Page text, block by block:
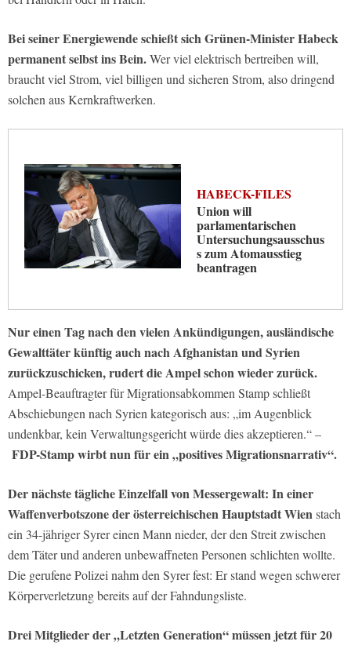
Bei seiner Energiewende schießt sich Grünen-Minister Habeck
permanent selbst ins Bein.Wer viel elektrisch bertreiben will,
braucht viel Strom, viel billigen und sicheren Strom, also dringend
solchen aus Kernkraftwerken.
HABECK-FILES
Union will
parlamentarischen
Untersuchungsausschus
s zum Atomausstieg
beantragen
Nur einen Tag nach den vielen Ankündigungen, ausländische
Gewalttäter künftig auch nach Afghanistan und Syrien
zurückzuschicken, rudert die Ampel schon wieder zurück.
Ampel-Beauftragter für Migrationsabkommen Stamp schließt
Abschiebungen nach Syrien kategorisch aus: „im Augenblick
undenkbar, kein Verwaltungsgericht würde dies akzeptieren.“ –
FDP-Stamp wirbt nun für ein „positives Migrationsnarrativ“.
Der nächste tägliche Einzelfall von Messergewalt: In einer
Waffenverbotszone der österreichischen Hauptstadt Wienstach
ein 34-jähriger Syrer einen Mann nieder, der den Streit zwischen
dem Täter und anderen unbewaffneten Personen schlichten wollte.
Die gerufene Polizei nahm den Syrer fest: Er stand wegen schwerer
Körperverletzung bereits auf der Fahndungsliste.
Drei Mitglieder der „Letzten Generation“ müssen jetzt für 20